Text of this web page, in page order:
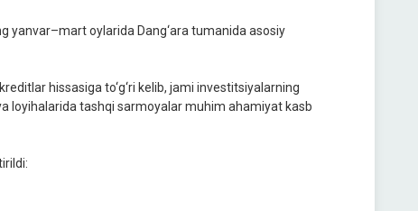
yanvar–mart oylarida Dang‘ara tumanida asosiy
hissasiga to‘g‘ri kelib, jami investitsiyalarning
loyihalarida tashqi sarmoyalar muhim ahamiyat kasb